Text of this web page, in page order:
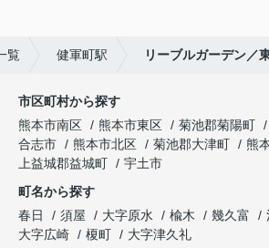
覧 健軍町駅 リーブルガーデン／
市区町村から探す
熊本市南区
熊本市東区 菊池郡菊陽町
合志市
熊本市北区 菊池郡大津町
熊
上益城郡益城町
宇土市
町名から探す
春日
須屋 大字原水 楡木 幾久富
大字広崎
榎町
大字津久礼